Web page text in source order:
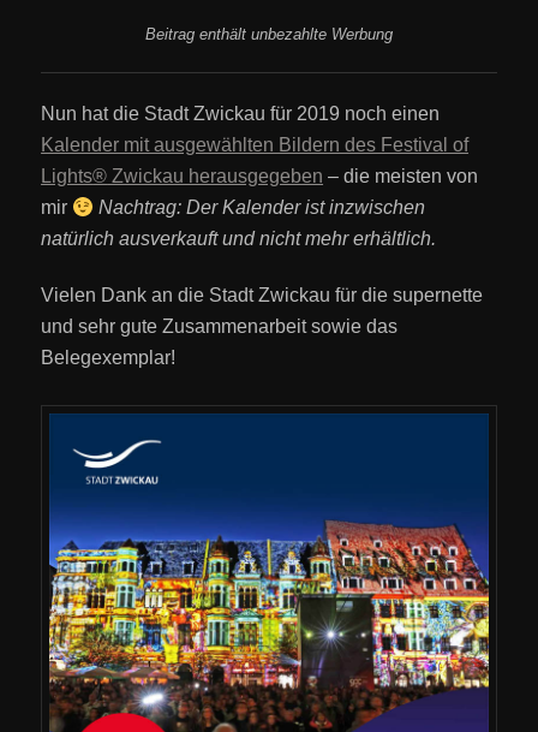
Beitrag enthält unbezahlte Werbung
Nun hat die Stadt Zwickau für 2019 noch einen
Kalender mit ausgewählten Bildern des Festival of
Lights® Zwickau herausgegeben – die meisten von
mir
Nachtrag: Der Kalender ist inzwischen
natürlich ausverkauft und nicht mehr erhältlich.
Vielen Dank an die Stadt Zwickau für die supernette
und sehr gute Zusammenarbeit sowie das
Belegexemplar!